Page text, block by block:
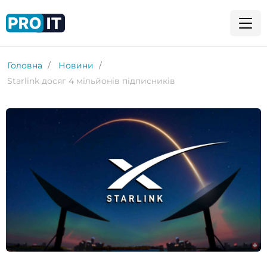
Головна
Новини
Starlink досяг 4 мільйонів підписників